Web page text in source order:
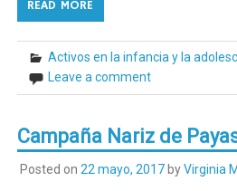
READ MORE
Activos en la infancia y la
Leave a comment
Campaña Nariz de
Posted on 22 mayo, 2017byVirginia